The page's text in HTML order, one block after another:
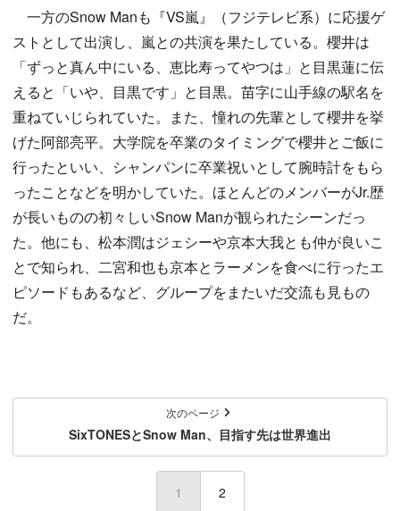
一方のSnow Manも『VS嵐』（フジテレビ系）に応援ゲ
ストとして出演し、嵐との共演を果たしている。櫻井は
「ずっと真ん中にいる、恵比寿ってやつは」と目黒蓮に伝
えると「いや、目黒です」と目黒。苗字に山手線の駅名を
重ねていじられていた。また、憧れの先輩として櫻井を挙
げた阿部亮平。大学院を卒業のタイミングで櫻井とご飯に
行ったといい、シャンパンに卒業祝いとして腕時計をもら
ったことなどを明かしていた。ほとんどのメンバーがJr.歴
が長いものの初々しいSnow Manが観られたシーンだっ
た。他にも、松本潤はジェシーや京本大我とも仲が良いこ
とで知られ、二宮和也も京本とラーメンを食べに行ったエ
ピソードもあるなど、グループをまたいだ交流も見もの
だ。
次のページ
SixTONESとSnow Man、目指す先は世界進出
1 (current)
2